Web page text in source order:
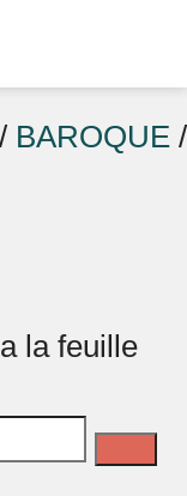
/ BAROQUE
la feuille